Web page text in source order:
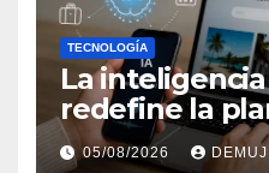
TECNOLOGÍA
La
redefine la
viajes: Los
05/08/2026